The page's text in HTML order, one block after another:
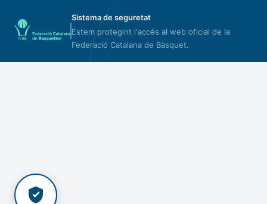
Sistema de seguretat
Estem protegint l'accés al web oficial de la
Federació Catalana de Bàsquet.